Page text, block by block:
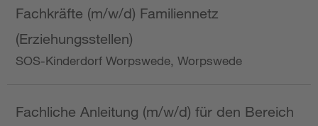
Fachkräfte (m/w/d) Familiennetz
(Erziehungsstellen)
SOS-Kinderdorf Worpswede, Worpswede
Fachliche Anleitung (m/w/d) für den Bereich